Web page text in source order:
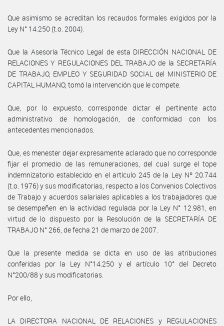
Que asimismo se acreditan los recaudos formales exigidos por la
Ley N° 14.250 (t.o. 2004).
Que la Asesoría Técnico Legal de esta DIRECCIÓN NACIONAL DE
RELACIONES Y REGULACIONES DEL TRABAJO de la SECRETARÍA
DE TRABAJO, EMPLEO Y SEGURIDAD SOCIAL del MINISTERIO DE
CAPITAL HUMANO, tomó la intervención que le compete.
Que, por lo expuesto, corresponde dictar el pertinente acto
administrativo de homologación, de conformidad con los
antecedentes mencionados.
Que, es menester dejar expresamente aclarado que no corresponde
fijar el promedio de las remuneraciones, del cual surge el tope
indemnizatorio establecido en el artículo 245 de la Ley Nº 20.744
(t.o. 1976) y sus modificatorias, respecto a los Convenios Colectivos
de Trabajo y acuerdos salariales aplicables a los trabajadores que
se desempeñen en la actividad regulada por la Ley N° 12.981, en
virtud de lo dispuesto por la Resolución de la SECRETARÍA DE
TRABAJO N° 266, de fecha 21 de marzo de 2007.
Que la presente medida se dicta en uso de las atribuciones
conferidas por la Ley N°14.250 y el artículo 10° del Decreto
N°200/88 y sus modificatorias.
Por ello,
LA DIRECTORA NACIONAL DE RELACIONES y REGULACIONES